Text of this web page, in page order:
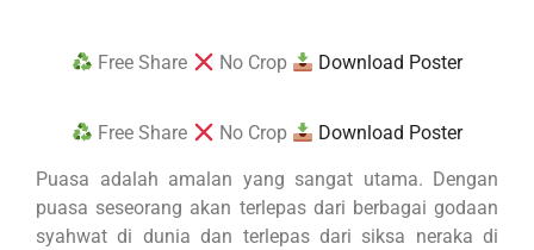
Free Share No Crop Download Poster
Free Share No Crop Download Poster
Puasa adalah amalan yang sangat utama. Dengan
puasa seseorang akan terlepas dari berbagai godaan
syahwat di dunia dan terlepas dari siksa neraka di